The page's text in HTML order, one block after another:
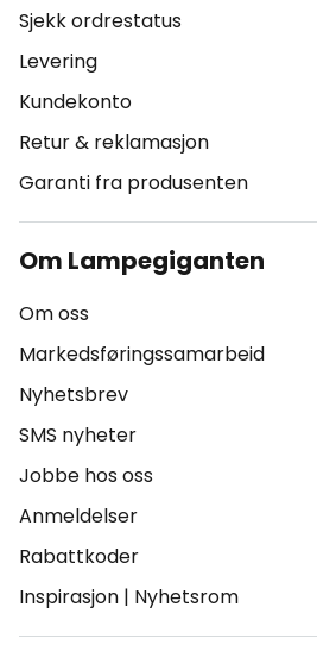
Sjekk ordrestatus
Levering
Kundekonto
Retur & reklamasjon
Garanti fra produsenten
Om Lampegiganten
Om oss
Markedsføringssamarbeid
Nyhetsbrev
SMS nyheter
Jobbe hos oss
Anmeldelser
Rabattkoder
Inspirasjon | Nyhetsrom